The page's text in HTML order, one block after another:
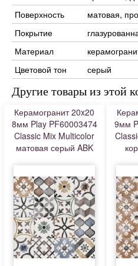
Поверхность
матовая,
Покрытие
Материал
Цветовой тон
серый
Другие товары из этой
Керамогранит 20x20
8мм Play PF60003474
Classic Mix Multicolor
матовая серый ABK
9мм